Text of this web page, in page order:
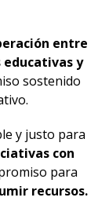
entre
y
sostenido
y justo para
con
para
recursos.